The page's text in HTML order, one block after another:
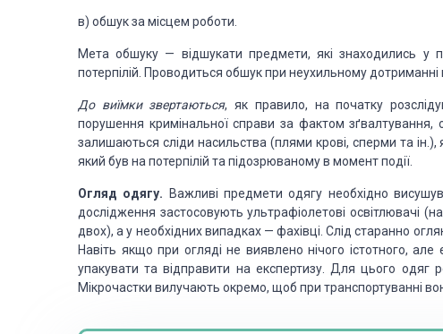
в) обшук за місцем роботи.
Мета обшуку — відшукати предмети, які знаходились у
потерпілій. Проводиться обшук при неухильному дотриманні
До виїмки звертаються, як правило, на початку
порушення кримінальної справи за фактом зґвалтування,
залишаються сліди насильства (плями крові, сперми та ін.),
який був на потерпілій та підозрюваному в моментподії.
Огляд одягу. Важливі предмети одягу необхідно
дослідження застосовують ультрафіолетові освітлювачі
двох), а у необхідних випадках — фахівці. Слід старанно
Навіть якщо при огляді не виявлено нічого істотного, але
упакувати та відправити на експертизу. Для цього одяг
Мікрочастки вилучають окремо, щоб при транспортуванні